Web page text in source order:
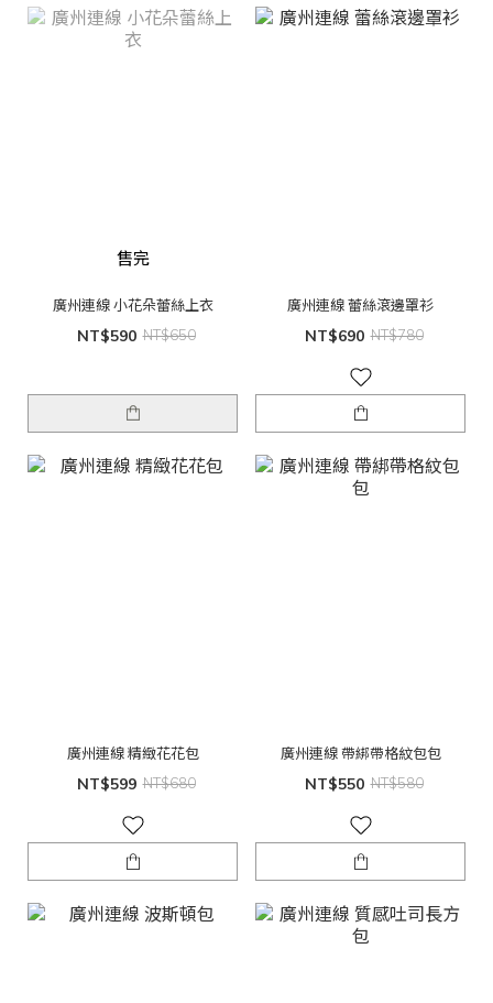
售完
廣州連線 小花朵蕾絲上衣
NT$590 NT$650
廣州連線 蕾絲滾邊罩衫
NT$690 NT$780
廣州連線 精緻花花包
NT$599 NT$680
廣州連線 帶綁帶格紋包包
NT$550 NT$580